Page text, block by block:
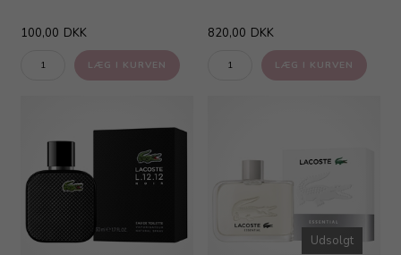
100,00 DKK 820,00 DKK
Udsolgt